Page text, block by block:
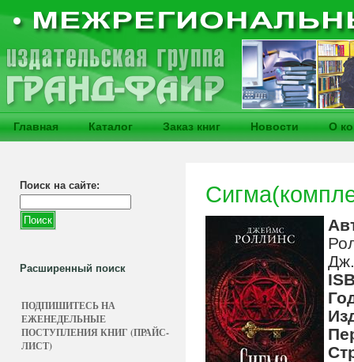
Главная Каталог Заказ книг Новости О
Поиск на сайте:
Расширенный поиск
ПОДПИШИТЕСЬ НА
ЕЖЕНЕДЕЛЬНЫЕ
ПОСТУПЛЕНИЯ КНИГ (ПРАЙС-
ЛИСТ)
Дж.